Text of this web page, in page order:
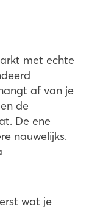
met echte
af van je
de
De ene
nauwelijks.
wat je